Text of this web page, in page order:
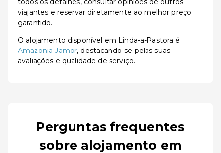
todos os detalhes, consultar opiniões de outros
viajantes e reservar diretamente ao melhor preço
garantido.
O alojamento disponível em Linda-a-Pastora é
Amazonia Jamor, destacando-se pelas suas
avaliações e qualidade de serviço.
Perguntas frequentes
sobre alojamento em